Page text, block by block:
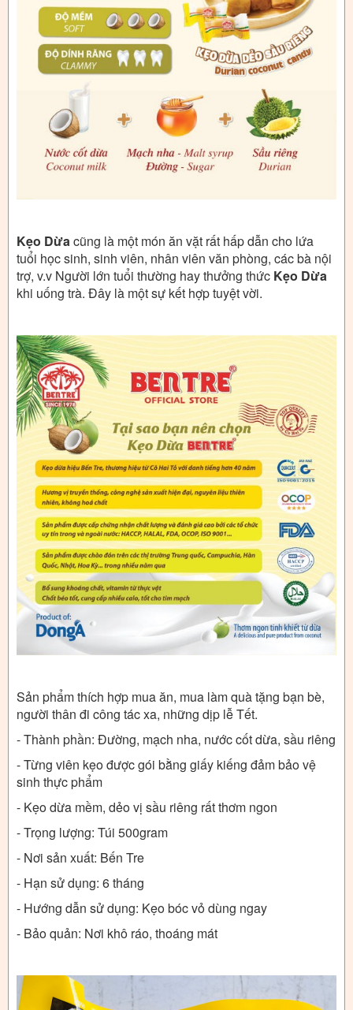
Kẹo Dừacũng là một món ăn vặt rất hấp dẫn cho lứa
tuổi học sinh, sinh viên, nhân viên văn phòng, các bà nội
trợ, v.v Người lớn tuổi thường hay thưởng thức Kẹo Dừa
khi uống trà. Đây là một sự kết hợp tuyệt vời.
Sản phẩm thích hợp mua ăn, mua làm quà tặng bạn bè,
người thân đi công tác xa, những dịp lễ Tết.
- Thành phần: Đường, mạch nha, nước cốt dừa, sầu riêng
- Từng viên kẹo được gói bằng giấy kiếng đảm bảo vệ
sinh thực phẩm
- Kẹo dừa mềm, dẻo vị sầu riêng rất thơm ngon
- Trọng lượng: Túi 500gram
- Nơi sản xuất: Bến Tre
- Hạn sử dụng: 6 tháng
- Hướng dẫn sử dụng: Kẹo bóc vỏ dùng ngay
- Bảo quản: Nơi khô ráo, thoáng mát